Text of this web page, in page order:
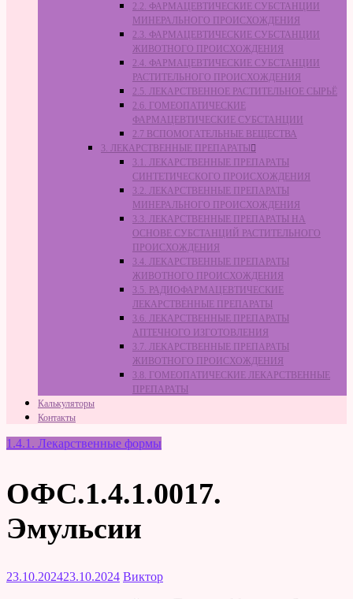
2.2. ФАРМАЦЕВТИЧЕСКИЕ СУБСТАНЦИИ
МИНЕРАЛЬНОГО ПРОИСХОЖДЕНИЯ
2.3. ФАРМАЦЕВТИЧЕСКИЕ СУБСТАНЦИИ
ЖИВОТНОГО ПРОИСХОЖДЕНИЯ
2.4. ФАРМАЦЕВТИЧЕСКИЕ СУБСТАНЦИИ
РАСТИТЕЛЬНОГО ПРОИСХОЖДЕНИЯ
2.5. ЛЕКАРСТВЕННОЕ РАСТИТЕЛЬНОЕ СЫРЬЁ
2.6. ГОМЕОПАТИЧЕСКИЕ
ФАРМАЦЕВТИЧЕСКИЕ СУБСТАНЦИИ
2.7 ВСПОМОГАТЕЛЬНЫЕ ВЕЩЕСТВА
3. ЛЕКАРСТВЕННЫЕ ПРЕПАРАТЫ
3.1. ЛЕКАРСТВЕННЫЕ ПРЕПАРАТЫ
СИНТЕТИЧЕСКОГО ПРОИСХОЖДЕНИЯ
3.2. ЛЕКАРСТВЕННЫЕ ПРЕПАРАТЫ
МИНЕРАЛЬНОГО ПРОИСХОЖДЕНИЯ
3.3. ЛЕКАРСТВЕННЫЕ ПРЕПАРАТЫ НА
ОСНОВЕ СУБСТАНЦИЙ РАСТИТЕЛЬНОГО
ПРОИСХОЖДЕНИЯ
3.4. ЛЕКАРСТВЕННЫЕ ПРЕПАРАТЫ
ЖИВОТНОГО ПРОИСХОЖДЕНИЯ
3.5. РАДИОФАРМАЦЕВТИЧЕСКИЕ
ЛЕКАРСТВЕННЫЕ ПРЕПАРАТЫ
3.6. ЛЕКАРСТВЕННЫЕ ПРЕПАРАТЫ
АПТЕЧНОГО ИЗГОТОВЛЕНИЯ
3.7. ЛЕКАРСТВЕННЫЕ ПРЕПАРАТЫ
ЖИВОТНОГО ПРОИСХОЖДЕНИЯ
3.8. ГОМЕОПАТИЧЕСКИЕ ЛЕКАРСТВЕННЫЕ
ПРЕПАРАТЫ
Калькуляторы
Контакты
1.4.1. Лекарственные формы
ОФС.1.4.1.0017.
Эмульсии
23.10.202423.10.2024 Виктор